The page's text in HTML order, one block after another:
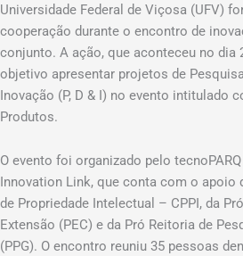
Universidade Federal de Viçosa (UFV)
cooperação durante o encontro de
conjunto. A ação, que aconteceu no dia
objetivo apresentar projetos de
Inovação (P, D & I) no evento intitulado
Produtos.
O evento foi organizado pelo
Innovation Link, que conta com o apoio
de Propriedade Intelectual – CPPI, da
Extensão (PEC) e da Pró Reitoria de
(PPG). O encontro reuniu 35 pessoas